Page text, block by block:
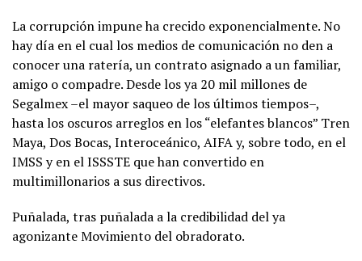
La corrupción impune ha crecido exponencialmente. No
hay día en el cual los medios de comunicación no den a
conocer una ratería, un contrato asignado a un familiar,
amigo o compadre. Desde los ya 20 mil millones de
Segalmex –el mayor saqueo de los últimos tiempos–,
hasta los oscuros arreglos en los “elefantes blancos” Tren
Maya, Dos Bocas, Interoceánico, AIFA y, sobre todo, en el
IMSS y en el ISSSTE que han convertido en
multimillonarios a sus directivos.
Puñalada, tras puñalada a la credibilidad del ya
agonizante Movimiento del obradorato.